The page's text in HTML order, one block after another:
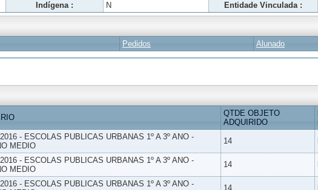
Indígena : N Entidade Vinculada :
Pedidos Alunado
QTDE OBJETO
ADQUIRIDO
- ESCOLAS PUBLICAS URBANAS 1º A 3º ANO -
MEDIO
14
- ESCOLAS PUBLICAS URBANAS 1º A 3º ANO -
MEDIO
14
- ESCOLAS PUBLICAS URBANAS 1º A 3º ANO -
14